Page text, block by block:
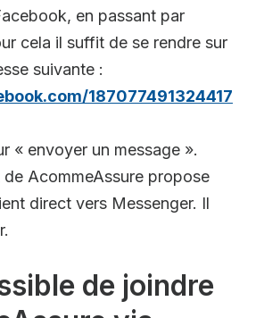
en passant par
cela il suffit de se rendre sur
suivante :
187077491324417
« envoyer un message ».
de AcommeAssure propose
direct vers Messenger. Il
de joindre